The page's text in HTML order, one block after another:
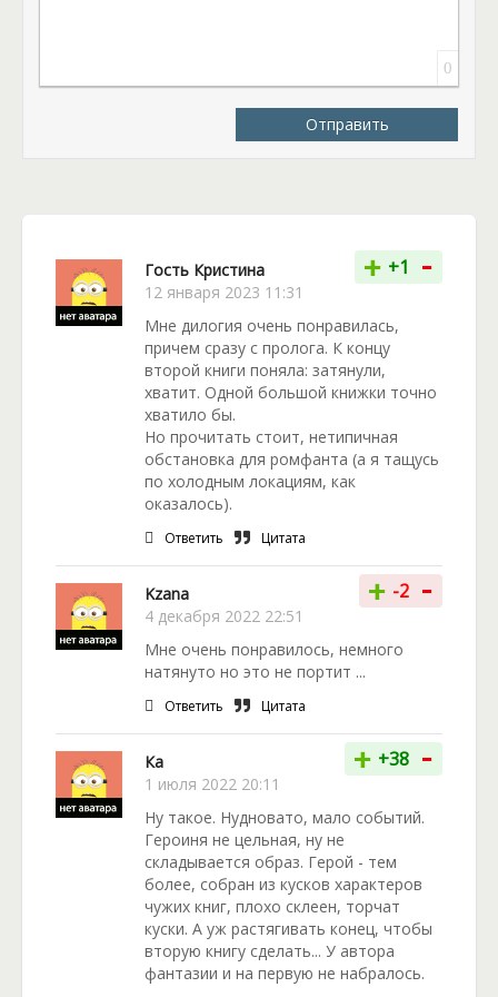
утолит желание почитать, а заодно помечтать и
испытать эмоции от переживаний. Роман «Сталь и
серебро» перенесет читателя в мир, в котором
0
Отправить
Гость Кристина
12 января 2023 11:31
+ +1 -
Мне дилогия очень понравилась,
причем сразу с пролога. К концу
второй книги поняла: затянули,
хватит. Одной большой книжки точно
хватило бы.
Но прочитать стоит, нетипичная
обстановка для ромфанта (а я тащусь
по холодным локациям, как
оказалось).
Ответить Цитата
Kzana
4 декабря 2022 22:51
+ -2 -
Мне очень понравилось, немного
натянуто но это не портит ...
Ответить Цитата
Ка
1 июля 2022 20:11
+ +38 -
Ну такое. Нудновато, мало событий.
Героиня не цельная, ну не
складывается образ. Герой - тем
более, собран из кусков характеров
чужих книг, плохо склеен, торчат
куски. А уж растягивать конец, чтобы
вторую книгу сделать... У автора
фантазии и на первую не набралось.